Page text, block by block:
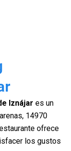
Iznájar es un
14970
ofrece
los gustos